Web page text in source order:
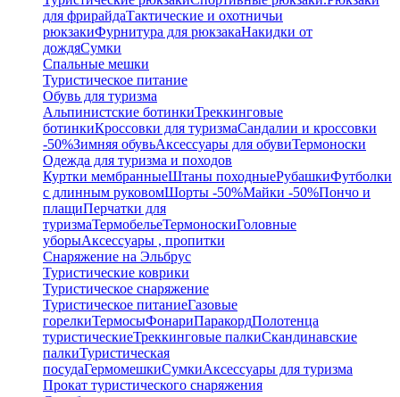
для фрирайдаТактические и охотничьи
рюкзакиФурнитура для рюкзакаНакидки от
дождяСумки
Спальные мешки
Туристическое питание
Обувь для туризма
Альпинистские ботинкиТреккинговые
ботинкиКроссовки для туризмаСандалии и кроссовки
-50%Зимняя обувьАксессуары для обувиТермоноски
Одежда для туризма и походов
Куртки мембранныеШтаны походныеРубашкиФутболки
с длинным руковомШорты -50%Майки -50%Пончо и
плащиПерчатки для
туризмаТермобельеТермоноскиГоловные
уборыАксессуары , пропитки
Снаряжение на Эльбрус
Туристические коврики
Туристическое снаряжение
Туристическое питаниеГазовые
горелкиТермосыФонариПаракордПолотенца
туристическиеТреккинговые палкиСкандинавские
палкиТуристическая
посудаГермомешкиСумкиАксессуары для туризма
Прокат туристического снаряжения